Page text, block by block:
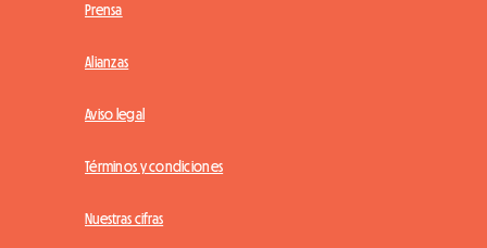
Prensa
Alianzas
Aviso legal
Términos y condiciones
Nuestras cifras